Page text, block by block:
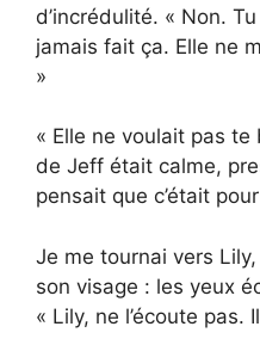
d’incrédulité. « Non.
jamais fait ça. Elle ne
»
« Elle ne voulait pas
de Jeff était calme,
pensait que c’était
Je me tournai vers
son visage : les yeux
« Lily, ne l’écoute pas.